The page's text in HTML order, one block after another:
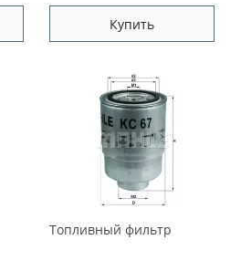
Купить
Топливный фильтр